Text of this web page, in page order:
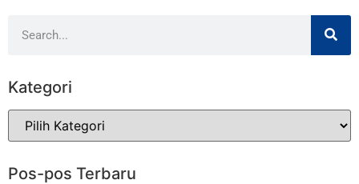
Kategori
Pos-pos Terbaru